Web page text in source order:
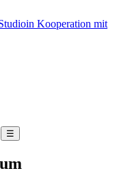
in Kooperation mit
☰